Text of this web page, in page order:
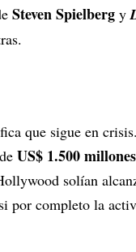
Steven Spielberg y
que sigue en
US$ 1.500 millones
solían
por completo la